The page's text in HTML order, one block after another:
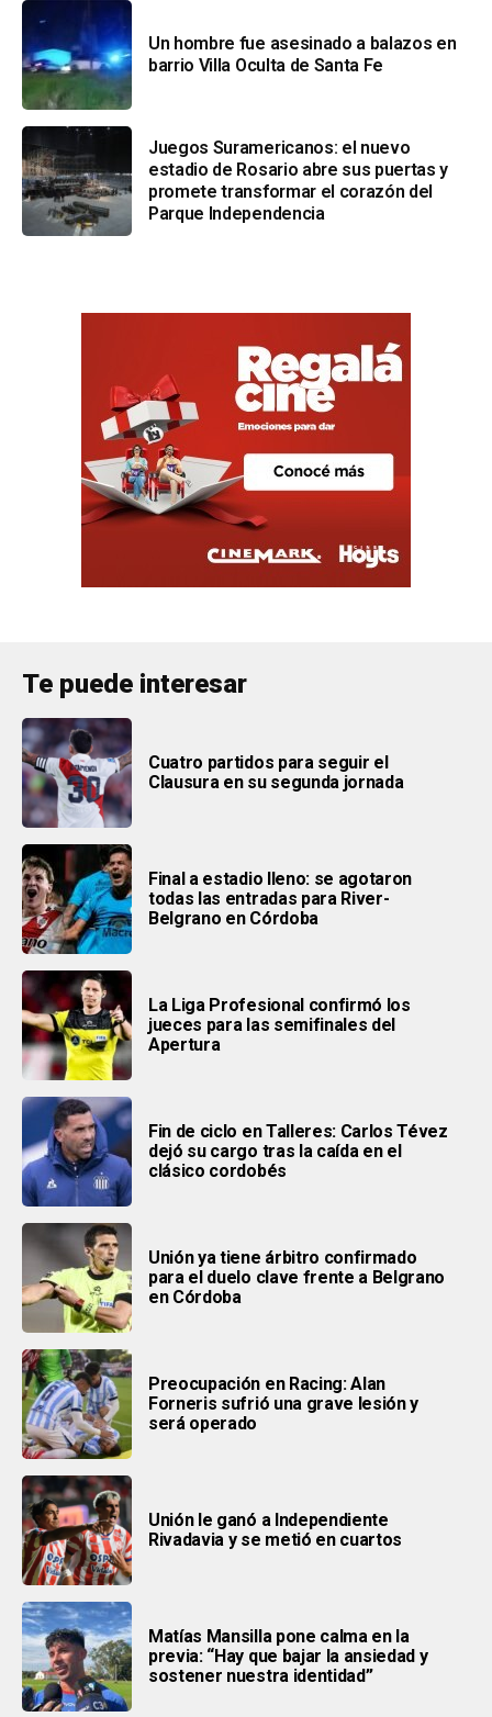
Un hombre fue asesinado a balazos en
barrio Villa Oculta de Santa Fe
Juegos Suramericanos: el nuevo
estadio de Rosario abre sus puertas y
promete transformar el corazón del
Parque Independencia
Te puede interesar
Cuatro partidos para seguir el
Clausura en su segunda jornada
Final a estadio lleno: se agotaron
todas las entradas para River-
Belgrano en Córdoba
La Liga Profesional confirmó los
jueces para las semifinales del
Apertura
Fin de ciclo en Talleres: Carlos Tévez
dejó su cargo tras la caída en el
clásico cordobés
Unión ya tiene árbitro confirmado
para el duelo clave frente a Belgrano
en Córdoba
Preocupación en Racing: Alan
Forneris sufrió una grave lesión y
será operado
Unión le ganó a Independiente
Rivadavia y se metió en cuartos
Matías Mansilla pone calma en la
previa: “Hay que bajar la ansiedad y
sostener nuestra identidad”